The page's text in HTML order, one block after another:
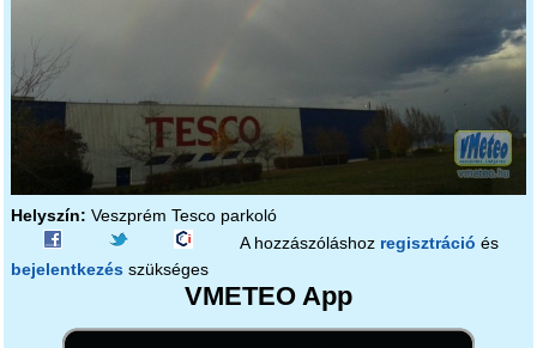
Helyszín: Veszprém Tesco parkoló
A hozzászóláshoz regisztráció és
bejelentkezés szükséges
VMETEO App